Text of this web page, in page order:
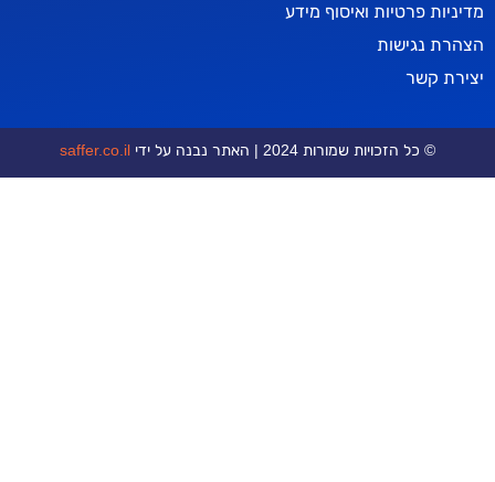
ואיסוף מידע
שמורות 2024 | האתר נבנה על ידי saffer.co.il